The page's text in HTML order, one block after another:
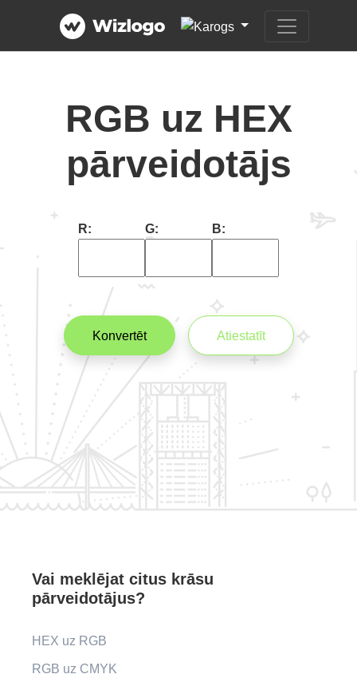
RGB uz HEX
pārveidotājs
R: G: B:
Konvertēt Atiestatīt
Vai meklējat citus krāsu
pārveidotājus?
HEX uz RGB
RGB uz CMYK